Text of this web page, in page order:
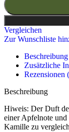
Vergleichen
Zur Wunschliste
Beschreibung
Zusätzliche
Rezensionen
Beschreibung
Hiweis: Der Duft
einer Apfelnote
Kamille zu